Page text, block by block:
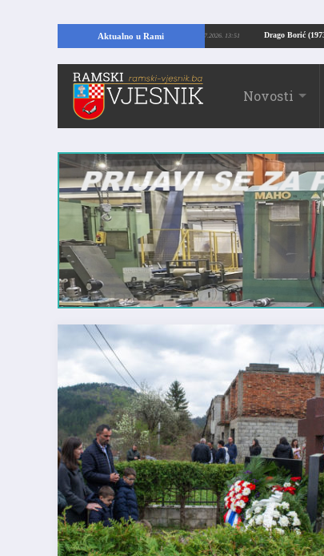
Aktualno u Rami
RAMI: Kopajući temelje kuće, pronašao vrijedne arheološke ostatke 24.07.2026. 13:51
Novosti